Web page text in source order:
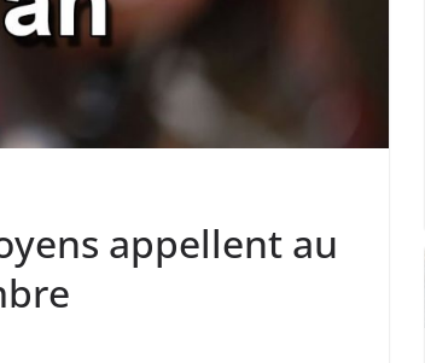
appellent au